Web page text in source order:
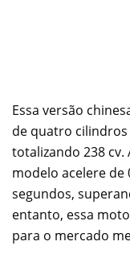
Essa versão
de quatro
totalizando 238 cv.
modelo acelere de
segundos,
entanto, essa
para o mercado